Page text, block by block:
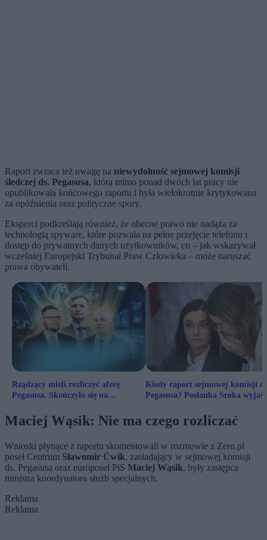
Raport zwraca też uwagę na niewydolność sejmowej komisji
śledczej ds. Pegasusa, która mimo ponad dwóch lat pracy nie
opublikowała końcowego raportu i była wielokrotnie krytykowana
za opóźnienia oraz polityczne spory.
Eksperci podkreślają również, że obecne prawo nie nadąża za
technologią spyware, które pozwala na pełne przejęcie telefonu i
dostęp do prywatnych danych użytkowników, co – jak wskazywał
wcześniej Europejski Trybunał Praw Człowieka – może naruszać
prawa obywateli.
Rządzący mieli rozliczyć aferę
Pegasusa. Skończyło się na
Kiedy raport sejmowej komisji
Pegasusa? Posłanka Sroka
Maciej Wąsik: Nie ma czego rozliczać
Wnioski płynące z raportu skomentowali w rozmowie z Zero.pl
poseł Centrum Sławomir Ćwik, zasiadający w sejmowej komisji
ds. Pegasusa oraz europoseł PiS Maciej Wąsik, były zastępca
ministra koordynatora służb specjalnych.
Reklama
Reklama